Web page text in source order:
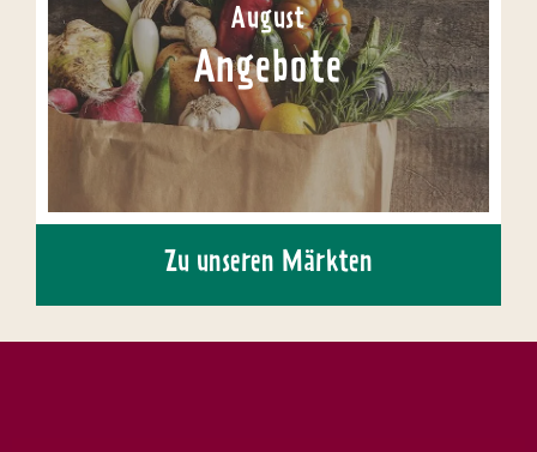
August
Angebote
Zu unseren Märkten